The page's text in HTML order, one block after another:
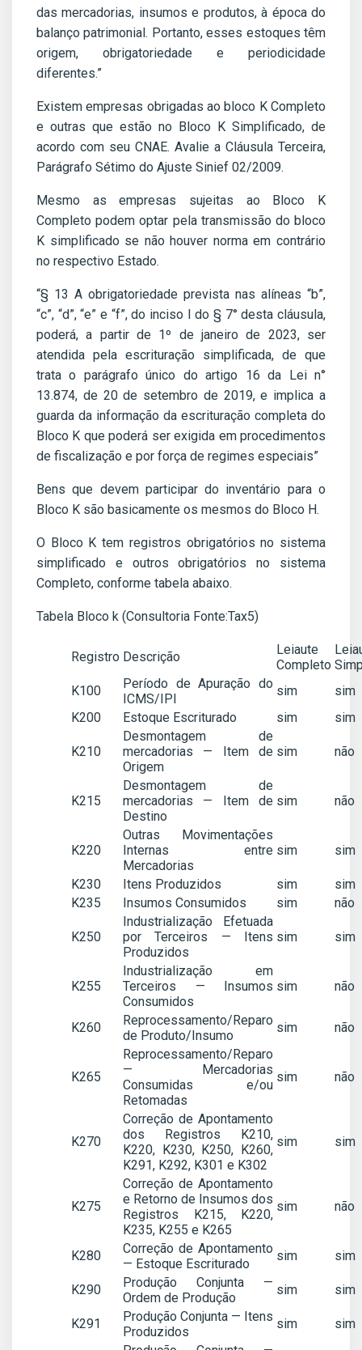
das mercadorias, insumos e produtos, à época do
balanço patrimonial. Portanto, esses estoques têm
origem, obrigatoriedade e periodicidade
diferentes.”
Existem empresas obrigadas ao bloco K Completo
e outras que estão no Bloco K Simplificado, de
acordo com seu CNAE. Avalie a Cláusula Terceira,
Parágrafo Sétimo do Ajuste Sinief 02/2009.
Mesmo as empresas sujeitas ao Bloco K
Completo podem optar pela transmissão do bloco
K simplificado se não houver norma em contrário
no respectivo Estado.
“§ 13 A obrigatoriedade prevista nas alíneas “b”,
“c”, “d”, “e” e “f”, do inciso I do § 7° desta cláusula,
poderá, a partir de 1º de janeiro de 2023, ser
atendida pela escrituração simplificada, de que
trata o parágrafo único do artigo 16 da Lei n°
13.874, de 20 de setembro de 2019, e implica a
guarda da informação da escrituração completa do
Bloco K que poderá ser exigida em procedimentos
de fiscalização e por força de regimes especiais”
Bens que devem participar do inventário para o
Bloco K são basicamente os mesmos do Bloco H.
O Bloco K tem registros obrigatórios no sistema
simplificado e outros obrigatórios no sistema
Completo, conforme tabela abaixo.
Tabela Bloco k (Consultoria Fonte:Tax5)
Registro Descrição
Leiaute
Completo
K100
Período de Apuração do
ICMS/IPI
sim
sim
K200
Estoque Escriturado sim sim
K210
Desmontagem de
mercadorias — Item de
Origem
sim não
K215
Desmontagem de
mercadorias — Item de
Destino
sim não
K220
Outras Movimentações
Internas entre
Mercadorias
sim sim
K230 Itens Produzidos sim
sim
K235
Insumos Consumidos sim não
K250
Industrialização Efetuada
por Terceiros — Itens
Produzidos
sim sim
K255
Industrialização em
Terceiros — Insumos
Consumidos
sim não
K260
Reprocessamento/Reparo
de Produto/Insumo
sim não
K265
Reprocessamento/Reparo
— Mercadorias
Consumidas e/ou
Retomadas
sim não
K270
Correção de Apontamento
dos Registros K210,
K220, K230, K250, K260,
K291, K292, K301 e K302
sim sim
K275
Correção de Apontamento
e Retorno de Insumos dos
Registros K215, K220,
K235, K255 e K265
sim não
K280
Correção de Apontamento
— Estoque Escriturado
sim sim
K290
Produção Conjunta —
Ordem de Produção
sim sim
K291
Produção Conjunta — Itens
Produzidos
sim sim